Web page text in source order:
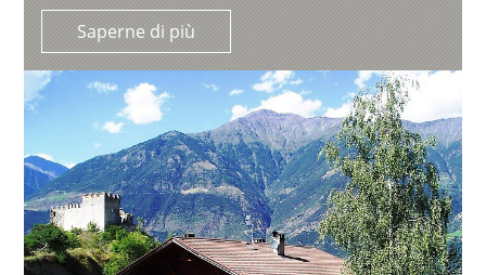
Saperne di più